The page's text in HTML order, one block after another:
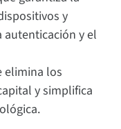
y
autenticación y el
elimina los
y simplifica